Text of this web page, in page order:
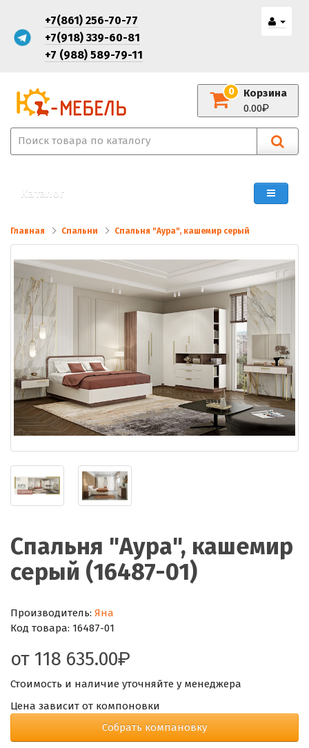
+7(861) 256-70-77
+7(918) 339-60-81
+7 (988) 589-79-11
Корзина
0
0.00
Каталог
Главная Спальни Спальня "Аура", кашемир серый
Спальня "Аура", кашемир
серый (16487-01)
Производитель: Яна
Код товара: 16487-01
от 118 635.00
Стоимость и наличие уточняйте у менеджера
Цена зависит от компоновки
Собрать компановку